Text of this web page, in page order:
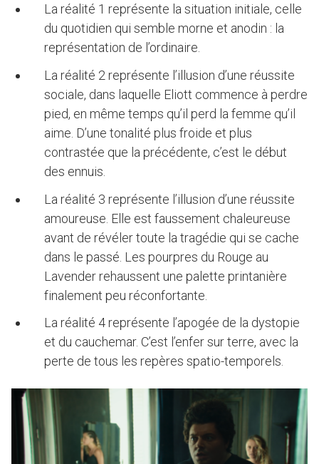
La réalité 1 représente la situation initiale, celle
du quotidien qui semble morne et anodin : la
représentation de l’ordinaire.
La réalité 2 représente l’illusion d’une réussite
sociale, dans laquelle Eliott commence à perdre
pied, en même temps qu’il perd la femme qu’il
aime. D’une tonalité plus froide et plus
contrastée que la précédente, c’est le début
des ennuis.
La réalité 3 représente l’illusion d’une réussite
amoureuse. Elle est faussement chaleureuse
avant de révéler toute la tragédie qui se cache
dans le passé. Les pourpres du Rouge au
Lavender rehaussent une palette printanière
finalement peu réconfortante.
La réalité 4 représente l’apogée de la dystopie
et du cauchemar. C’est l’enfer sur terre, avec la
perte de tous les repères spatio-temporels.